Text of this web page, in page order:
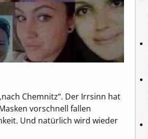
Chemnitz“. Der Irrsinn hat
vorschnell fallen
Und natürlich wird wieder